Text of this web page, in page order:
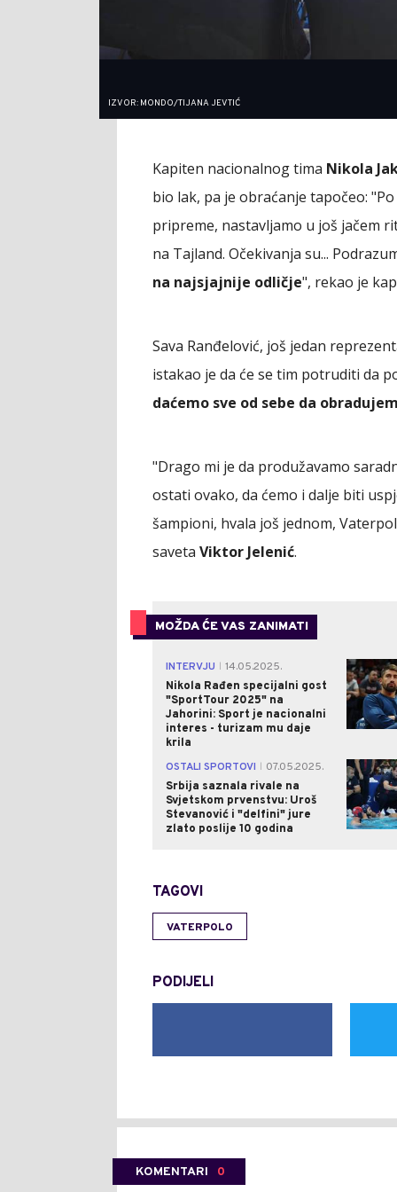
IZVOR: MONDO/TIJANA JEVTIĆ
Kapiten nacionalnog tima Nikola
bio lak, pa je obraćanje tapočeo:
pripreme, nastavljamo u još jačem
na Tajland. Očekivanja su...
na najsjajnije odličje", rekao je
Sava Ranđelović, još jedan
istakao je da će se tim potruditi da
daćemo sve od sebe da
"Drago mi je da produžavamo
ostati ovako, da ćemo i dalje biti
šampioni, hvala još jednom,
saveta Viktor Jelenić.
MOŽDA ĆE VAS ZANIMATI
INTERVJU
14.05.2025.
Nikola Rađen specijalni gost
"SportTour 2025" na
Jahorini: Sport je nacionalni
interes - turizam mu daje
krila
OSTALI SPORTOVI
07.05.2025.
Srbija saznala rivale na
Svjetskom prvenstvu: Uroš
Stevanović i "delfini" jure
zlato poslije 10 godina
TAGOVI
VATERPOLO
PODIJELI
KOMENTARI 0